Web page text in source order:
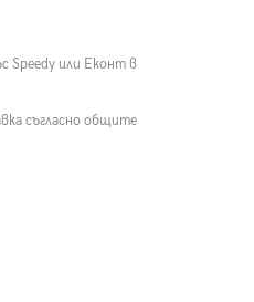
Speedy или Еконт в
съгласно общите